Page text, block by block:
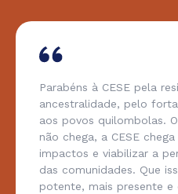
Parabéns à CESE pela
ancestralidade, pelo
aos povos quilombolas.
não chega, a CESE
impactos e viabilizar a
das comunidades. Que
potente, mais presente e